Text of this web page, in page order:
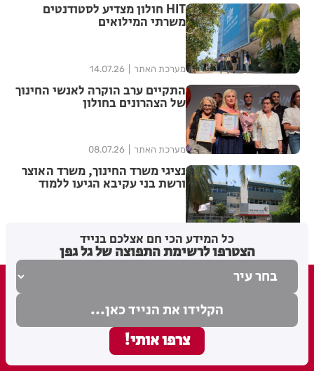
HIT חולון מצדיע לסטודנטים
משרתי המילואים
מערכת האתר 14.07.26
התקיים ערב הוקרה לאנשי החינוך
של הצהרונים בחולון
מערכת האתר 08.07.26
נציגי משרד החינוך, משרד האוצר
ורשת בני עקיבא הגיעו ללמוד
כל המידע הכי חם אצלכם בנייד
הצטרפו לרשימת התפוצה של גל גפן